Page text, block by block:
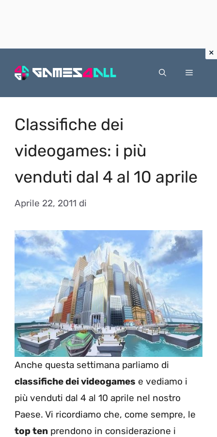
Menu
Classifiche dei
videogames: i più
venduti dal 4 al 10 aprile
Aprile 22, 2011 di
Anche questa settimana parliamo di
classifiche dei videogames e vediamo i
più venduti dal 4 al 10 aprile nel nostro
Paese. Vi ricordiamo che, come sempre, le
top ten prendono in considerazione i